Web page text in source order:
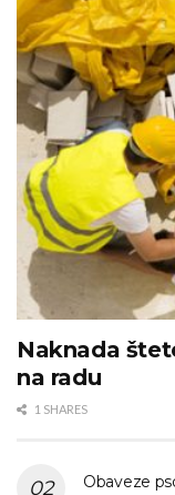
Naknada
na radu
1 SHARES
Obaveze